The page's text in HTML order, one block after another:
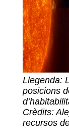
Llegenda:
posicions
Crèdits:
recursos